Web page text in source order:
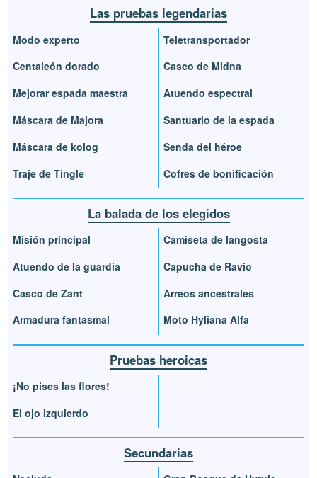
Las pruebas legendarias
Modo experto
Centaleón dorado
Mejorar espada maestra
Máscara de Majora
Máscara de kolog
Traje de Tingle
Teletransportador
Casco de Midna
Atuendo espectral
Santuario de la espada
Senda del héroe
Cofres de bonificación
La balada de los elegidos
Misión principal
Atuendo de la guardia
Casco de Zant
Armadura fantasmal
Camiseta de langosta
Capucha de Ravio
Arreos ancestrales
Moto Hyliana Alfa
Pruebas heroicas
¡No pises las flores!
El ojo izquierdo
Secundarias